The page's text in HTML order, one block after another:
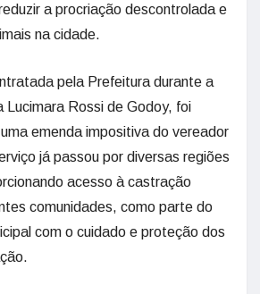
a procriação descontrolada e
na cidade.
pela Prefeitura durante a
Rossi de Godoy, foi
emenda impositiva do vereador
já passou por diversas regiões
acesso à castração
comunidades, como parte do
com o cuidado e proteção dos